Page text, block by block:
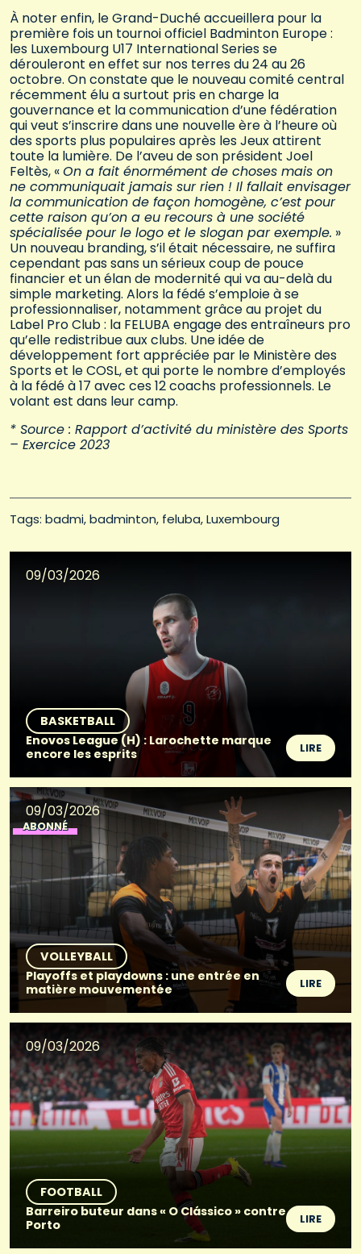
À noter enfin, le Grand-Duché accueillera pour la
première fois un tournoi officiel Badminton Europe :
les Luxembourg U17 International Series se
dérouleront en effet sur nos terres du 24 au 26
octobre. On constate que le nouveau comité central
récemment élu a surtout pris en charge la
gouvernance et la communication d’une fédération
qui veut s’inscrire dans une nouvelle ère à l’heure où
des sports plus populaires après les Jeux attirent
toute la lumière. De l’aveu de son président Joel
Feltès, «On a fait énormément de choses mais on
ne communiquait jamais sur rien ! Il fallait envisager
la communication de façon homogène, c’est pour
cette raison qu’on a eu recours à une société
spécialisée pour le logo et le slogan par exemple. »
Un nouveau branding, s’il était nécessaire, ne suffira
cependant pas sans un sérieux coup de pouce
financier et un élan de modernité qui va au-delà du
simple marketing. Alors la fédé s’emploie à se
professionnaliser, notamment grâce au projet du
Label Pro Club : la FELUBA engage des entraîneurs pro
qu’elle redistribue aux clubs. Une idée de
développement fort appréciée par le Ministère des
Sports et le COSL, et qui porte le nombre d’employés
à la fédé à 17 avec ces 12 coachs professionnels. Le
volant est dans leur camp.
* Source : Rapport d’activité du ministère des Sports
– Exercice 2023
Tags: badmi badminton feluba Luxembourg
09/03/2026
BASKETBALL
Enovos League (H) : Larochette marque
encore les esprits
LIRE
09/03/2026
ABONNÉ
VOLLEYBALL
Playoffs et playdowns : une entrée en
matière mouvementée
LIRE
09/03/2026
FOOTBALL
Barreiro buteur dans « O Clássico » contre
Porto
LIRE